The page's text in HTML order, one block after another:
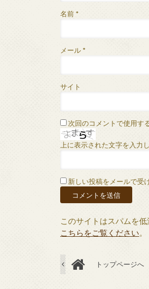
名前 *
メール *
サイト
次回のコメントで使用す
上に表示された文字を入力
新しい投稿をメールで受
このサイトはスパムを
こちらをご覧ください。
トップページへ